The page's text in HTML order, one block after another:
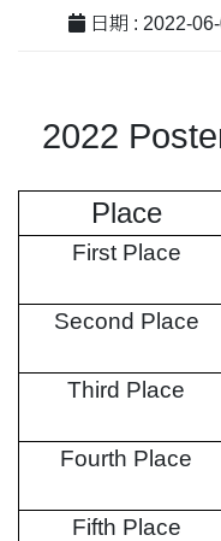
日期 : 2022-
2022
Place
First Place
Second Place
Third Place
Fourth Place
Fifth Place